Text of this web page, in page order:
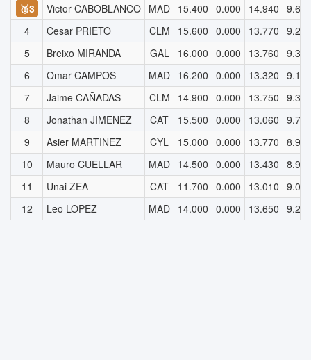
🥉3
Victor CABOBLANCO MAD 15.400 0.000 14.940 9.600
4
Cesar PRIETO CLM 15.600 0.000 13.770 9.200
5
Breixo MIRANDA GAL 16.000 0.000 13.760 9.300
6
Omar CAMPOS MAD 16.200 0.000 13.320 9.100
7
Jaime CAÑADAS CLM 14.900 0.000 13.750 9.300
8
Jonathan JIMENEZ CAT 15.500 0.000 13.060 9.700
9
Asier MARTINEZ CYL 15.000 0.000 13.770 8.900
10
Mauro CUELLAR MAD 14.500 0.000 13.430 8.900
11
Unai ZEA CAT 11.700 0.000 13.010 9.000
12
Leo LOPEZ MAD 14.000 0.000 13.650 9.200